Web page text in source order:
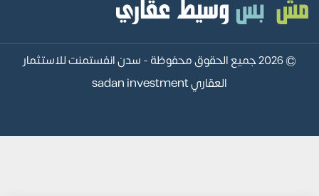
© 2026 جميع الحقوق محفوظة -
سدن انفستمنت للاستثمار
العقاري sadan investment